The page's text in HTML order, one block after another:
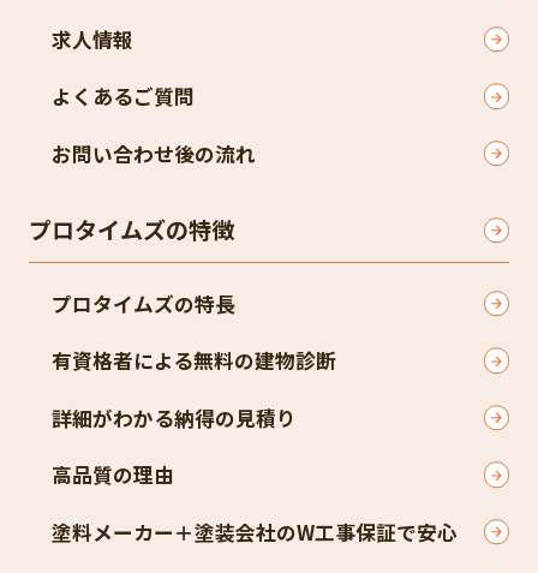
求人情報
よくあるご質問
お問い合わせ後の流れ
プロタイムズの特徴
プロタイムズの特長
有資格者による無料の建物診断
詳細がわかる納得の見積り
高品質の理由
塗料メーカー＋塗装会社のW工事保証で安心